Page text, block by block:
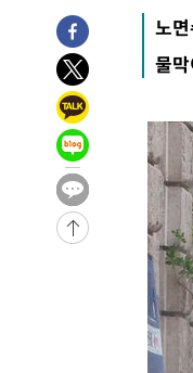
-20659초 전 >
여수 오
-16886초 전 >
극한폭
주 날씨]
-13904초 전 >
축구협
-12421초 전 >
-1042초 전 >
'최고 37
1시간 전 >
[속보]뉴욕
노
물